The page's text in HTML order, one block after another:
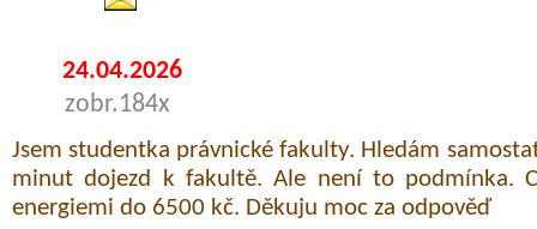
24.04.2026
zobr.184x
Jsem studentka právnické fakulty. Hledám
minut dojezd k fakultě. Ale není to podmínka.
energiemi do 6500 kč. Děkuju moc za odpověď